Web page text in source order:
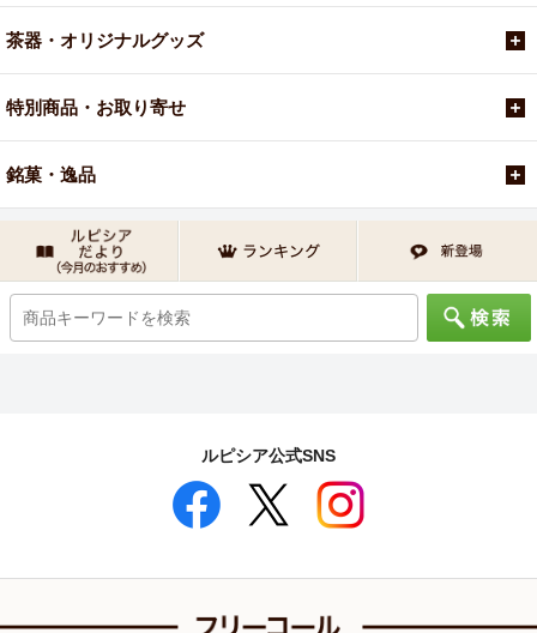
茶器・オリジナルグッズ
特別商品・お取り寄せ
銘菓・逸品
ルピシア公式SNS